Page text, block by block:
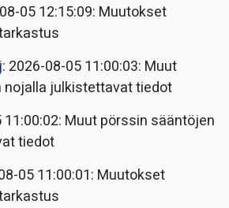
05 12:15:09: Muutokset
: 2026-08-05 11:00:03: Muut
julkistettavat tiedot
11:00:02: Muut pörssin sääntöjen
tiedot
05 11:00:01: Muutokset